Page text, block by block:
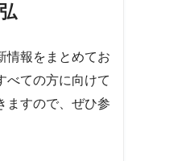
情報をまとめてお
べての方に向けて
ますので、ぜひ参